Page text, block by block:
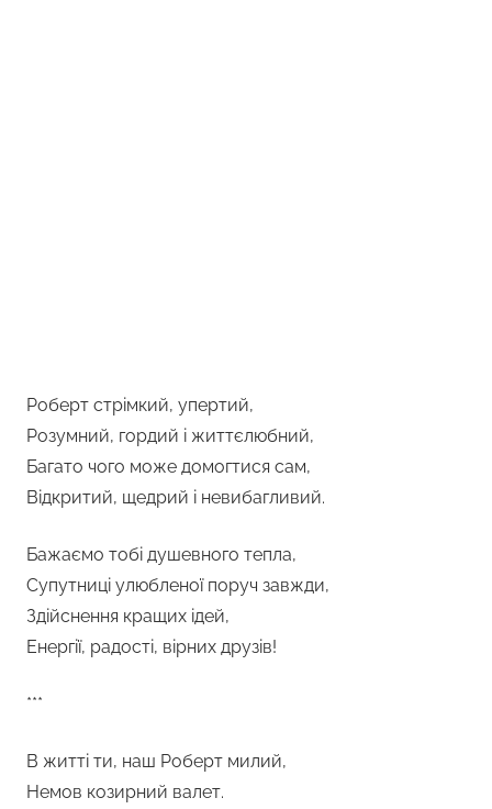
Роберт стрімкий, упертий,
Розумний, гордий і життєлюбний,
Багато чого може домогтися сам,
Відкритий, щедрий і невибагливий.
Бажаємо тобі душевного тепла,
Супутниці улюбленої поруч завжди,
Здійснення кращих ідей,
Енергії, радості, вірних друзів!
***
В житті ти, наш Роберт милий,
Немов козирний валет.